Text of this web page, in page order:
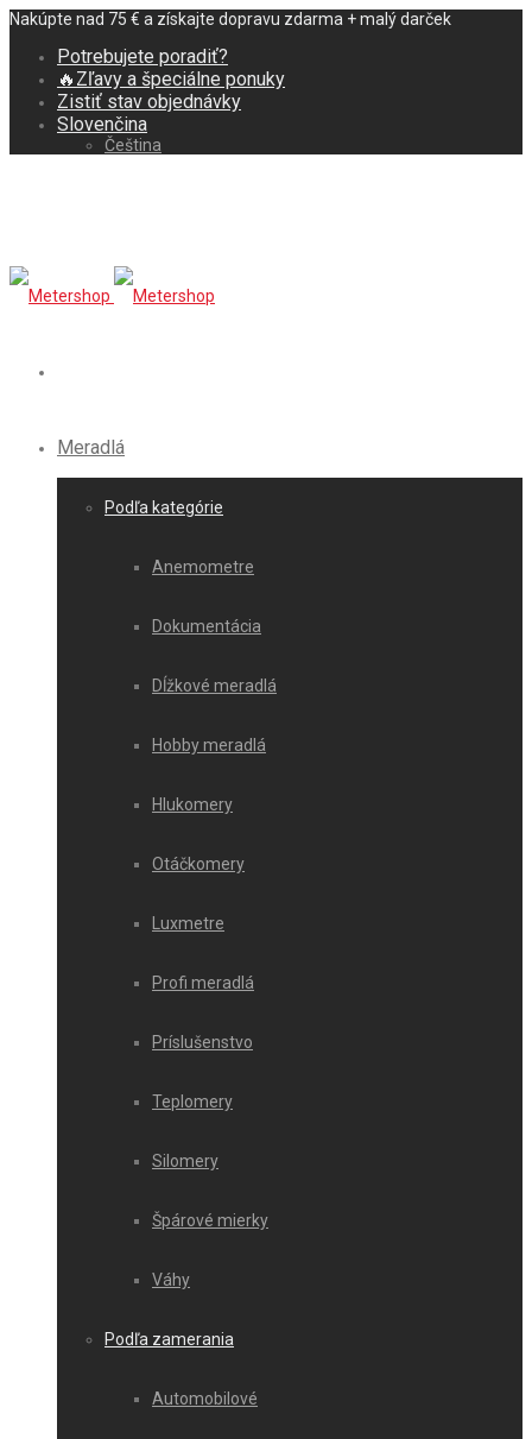
Nakúpte nad 75 € a získajte dopravu zdarma + malý darček
Potrebujete poradiť?
🔥Zľavy a špeciálne ponuky
Zistiť stav objednávky
Slovenčina
Čeština
Meradlá
Podľa kategórie
Anemometre
Dokumentácia
Dĺžkové meradlá
Hobby meradlá
Hlukomery
Otáčkomery
Luxmetre
Profi meradlá
Príslušenstvo
Teplomery
Silomery
Špárové mierky
Váhy
Podľa zamerania
Automobilové